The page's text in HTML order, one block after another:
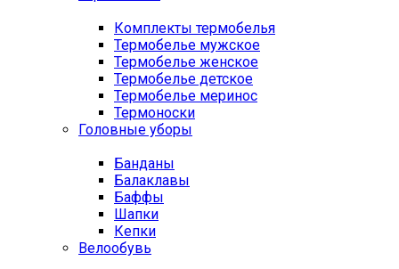
Комплекты термобелья
Термобелье мужское
Термобелье женское
Термобелье детское
Термобелье меринос
Термоноски
Головные уборы
Банданы
Балаклавы
Баффы
Шапки
Кепки
Велообувь